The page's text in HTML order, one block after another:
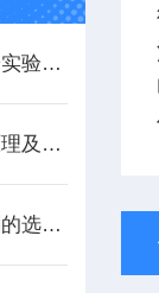
冷却水低温泵：深冷实验中的恒温“动脉”
低温冷却液循环泵原理及特点
高低温一体机制冷剂的选用原则